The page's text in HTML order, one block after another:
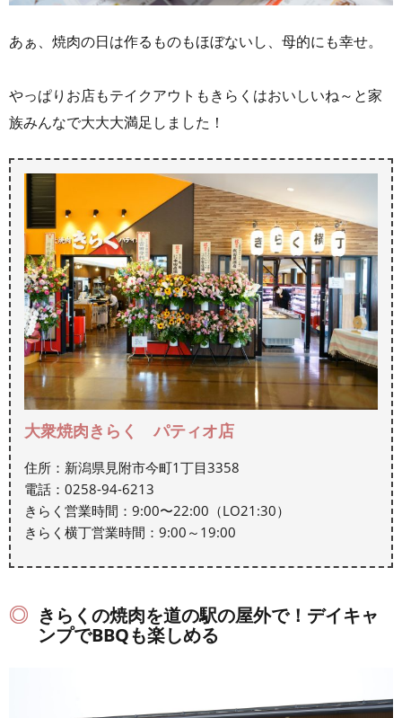
あぁ、焼肉の日は作るものもほぼないし、母的にも幸せ。
やっぱりお店もテイクアウトもきらくはおいしいね～と家
族みんなで大大大満足しました！
大衆焼肉きらく パティオ店
住所：新潟県見附市今町1丁目3358
電話：0258-94-6213
きらく営業時間：9:00〜22:00（LO21:30）
きらく横丁営業時間：9:00～19:00
きらくの焼肉を道の駅の屋外で！デイキャ
ンプでBBQも楽しめる